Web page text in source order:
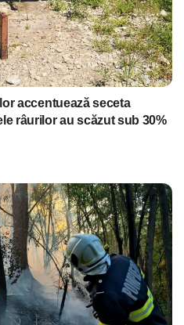
accentuează seceta
râurilor au scăzut sub 30%